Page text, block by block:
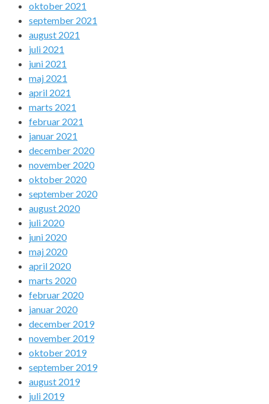
oktober 2021
september 2021
august 2021
juli 2021
juni 2021
maj 2021
april 2021
marts 2021
februar 2021
januar 2021
december 2020
november 2020
oktober 2020
september 2020
august 2020
juli 2020
juni 2020
maj 2020
april 2020
marts 2020
februar 2020
januar 2020
december 2019
november 2019
oktober 2019
september 2019
august 2019
juli 2019